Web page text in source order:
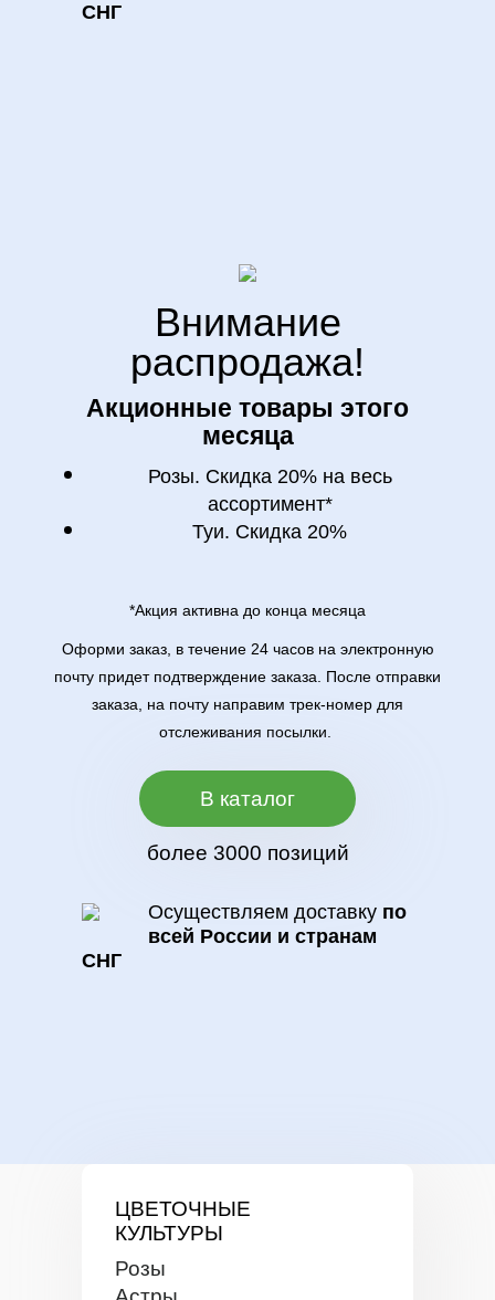
СНГ
Внимание
распродажа!
Акционные товары этого
месяца
Розы. Скидка 20% на весь
ассортимент*
Туи. Скидка 20%
*Акция активна до конца месяца
Оформи заказ, в течение 24 часов на электронную
почту придет подтверждение заказа. После отправки
заказа, на почту направим трек-номер для
отслеживания посылки.
В каталог
более 3000 позиций
Осуществляем доставку по
всей России и странам
СНГ
ЦВЕТОЧНЫЕ
КУЛЬТУРЫ
Розы